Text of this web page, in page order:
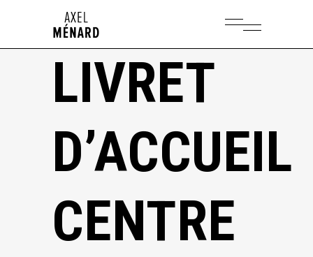
LIVRET
D’ACCUEIL
CENTRE